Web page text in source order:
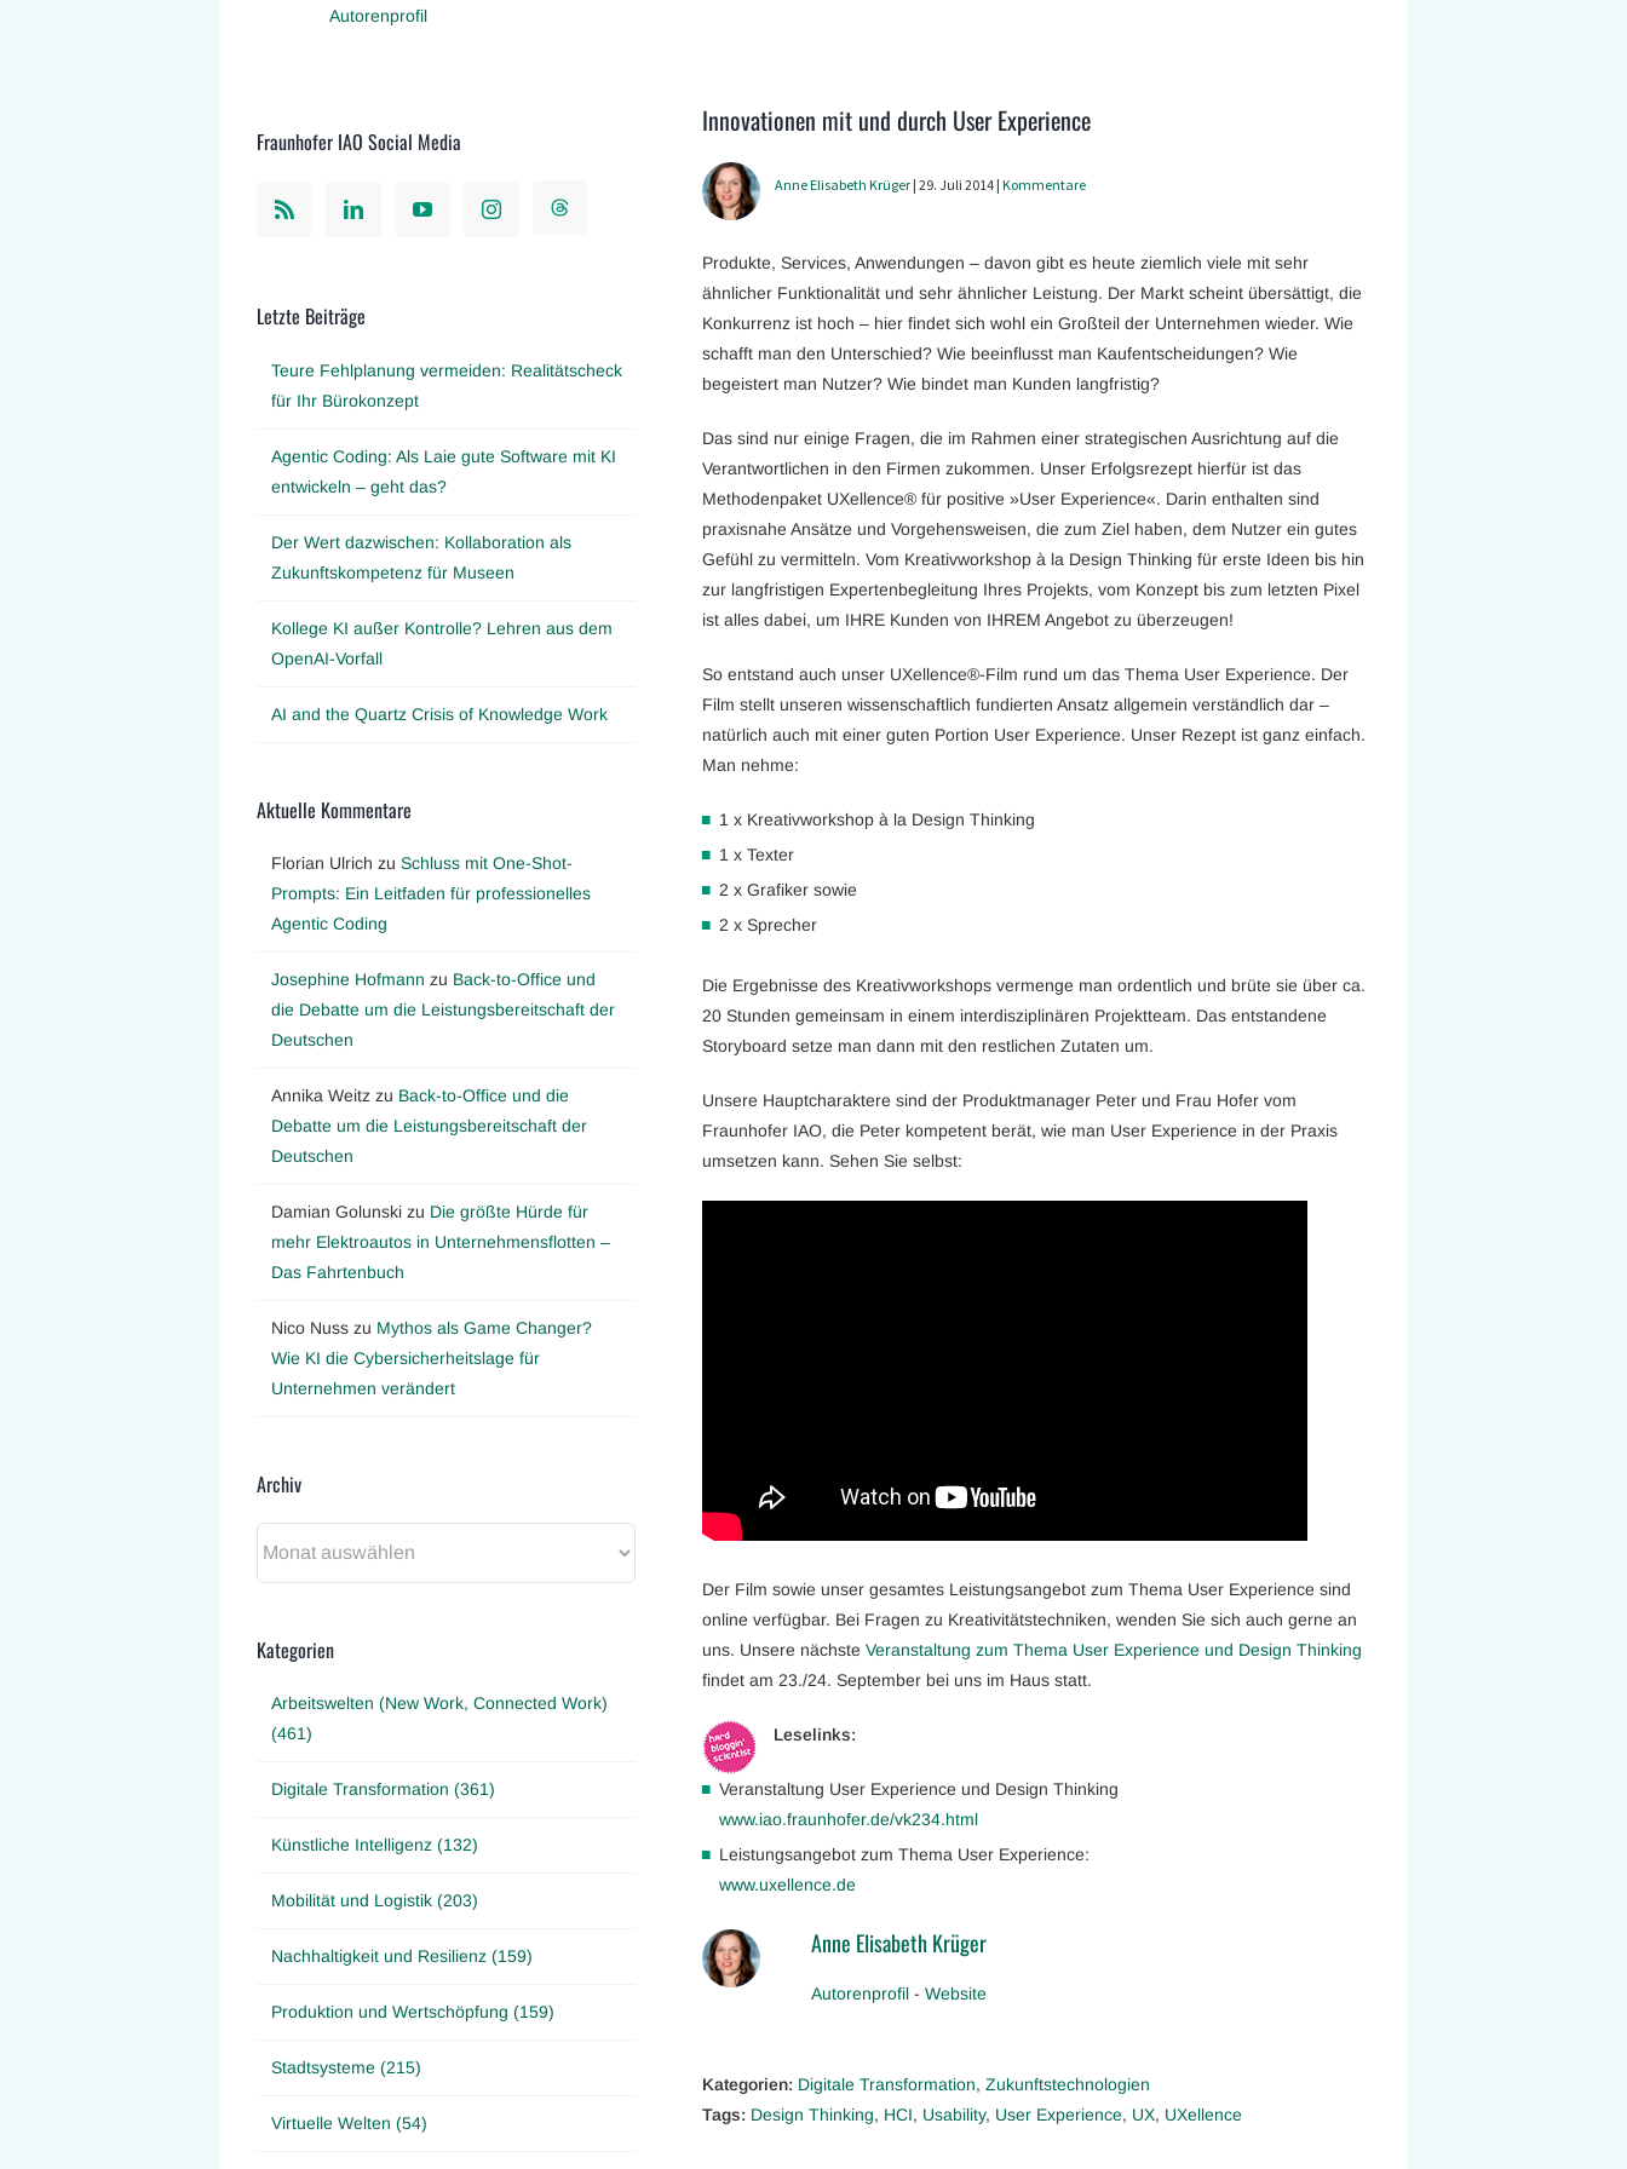
Autorenprofil
Innovationen mit und durch User Experience
Anne Elisabeth Krüger | 29. Juli 2014 | Kommentare
Produkte, Services, Anwendungen – davon gibt es heute ziemlich viele mit sehr
ähnlicher Funktionalität und sehr ähnlicher Leistung. Der Markt scheint übersättigt, die
Konkurrenz ist hoch – hier findet sich wohl ein Großteil der Unternehmen wieder. Wie
schafft man den Unterschied? Wie beeinflusst man Kaufentscheidungen? Wie
begeistert man Nutzer? Wie bindet man Kunden langfristig?
Das sind nur einige Fragen, die im Rahmen einer strategischen Ausrichtung auf die
Verantwortlichen in den Firmen zukommen. Unser Erfolgsrezept hierfür ist das
Methodenpaket UXellence® für positive »User Experience«. Darin enthalten sind
praxisnahe Ansätze und Vorgehensweisen, die zum Ziel haben, dem Nutzer ein gutes
Gefühl zu vermitteln. Vom Kreativworkshop à la Design Thinking für erste Ideen bis hin
zur langfristigen Expertenbegleitung Ihres Projekts, vom Konzept bis zum letzten Pixel
ist alles dabei, um IHRE Kunden von IHREM Angebot zu überzeugen!
So entstand auch unser UXellence®-Film rund um das Thema User Experience. Der
Film stellt unseren wissenschaftlich fundierten Ansatz allgemein verständlich dar –
natürlich auch mit einer guten Portion User Experience. Unser Rezept ist ganz einfach.
Man nehme:
1 x Kreativworkshop à la Design Thinking
1 x Texter
2 x Grafiker sowie
2 x Sprecher
Die Ergebnisse des Kreativworkshops vermenge man ordentlich und brüte sie über ca.
20 Stunden gemeinsam in einem interdisziplinären Projektteam. Das entstandene
Storyboard setze man dann mit den restlichen Zutaten um.
Unsere Hauptcharaktere sind der Produktmanager Peter und Frau Hofer vom
Fraunhofer IAO, die Peter kompetent berät, wie man User Experience in der Praxis
umsetzen kann. Sehen Sie selbst:
Der Film sowie unser gesamtes Leistungsangebot zum Thema User Experience sind
online verfügbar. Bei Fragen zu Kreativitätstechniken, wenden Sie sich auch gerne an
uns. Unsere nächste Veranstaltung zum Thema User Experience und Design Thinking
findet am 23./24. September bei uns im Haus statt.
Leselinks:
Veranstaltung User Experience und Design Thinking
www.iao.fraunhofer.de/vk234.html
Leistungsangebot zum Thema User Experience:
www.uxellence.de
Anne Elisabeth Krüger
Autorenprofil - Website
Kategorien: Digitale Transformation, Zukunftstechnologien
Tags: Design Thinking, HCI, Usability, User Experience, UX, UXellence
Fraunhofer IAO Social Media
Letzte Beiträge
Teure Fehlplanung vermeiden: Realitätscheck
für Ihr Bürokonzept
Agentic Coding: Als Laie gute Software mit KI
entwickeln – geht das?
Der Wert dazwischen: Kollaboration als
Zukunftskompetenz für Museen
Kollege KI außer Kontrolle? Lehren aus dem
OpenAI-Vorfall
AI and the Quartz Crisis of Knowledge Work
Aktuelle Kommentare
Florian Ulrich zu Schluss mit One-Shot-
Prompts: Ein Leitfaden für professionelles
Agentic Coding
Josephine Hofmann zu Back-to-Office und
die Debatte um die Leistungsbereitschaft der
Deutschen
Annika Weitz zu Back-to-Office und die
Debatte um die Leistungsbereitschaft der
Deutschen
Damian Golunski zu Die größte Hürde für
mehr Elektroautos in Unternehmensflotten –
Das Fahrtenbuch
Nico Nuss zu Mythos als Game Changer?
Wie KI die Cybersicherheitslage für
Unternehmen verändert
Archiv
Kategorien
Arbeitswelten (New Work, Connected Work)
(461)
Digitale Transformation (361)
Künstliche Intelligenz (132)
Mobilität und Logistik (203)
Nachhaltigkeit und Resilienz (159)
Produktion und Wertschöpfung (159)
Stadtsysteme (215)
Virtuelle Welten (54)